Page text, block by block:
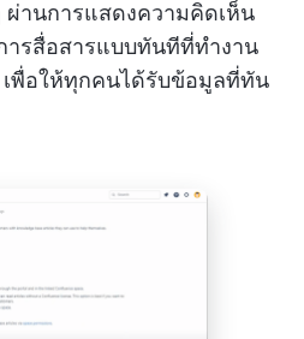
ผ่านการแสดงความคิดเห็น
ารสื่อสารแบบทันทีที่ทำงาน
พื่อให้ทุกคนได้รับข้อมูลที่ทัน